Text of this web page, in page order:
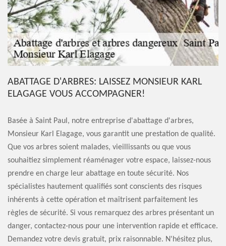
ABATTAGE D'ARBRES: LAISSEZ MONSIEUR KARL
ELAGAGE VOUS ACCOMPAGNER!
Basée à Saint Paul, notre entreprise d'abattage d'arbres,
Monsieur Karl Elagage, vous garantit une prestation de qualité.
Que vos arbres soient malades, vieillissants ou que vous
souhaitiez simplement réaménager votre espace, laissez-nous
prendre en charge leur abattage en toute sécurité. Nos
spécialistes hautement qualifiés sont conscients des risques
inhérents à cette opération et maîtrisent parfaitement les
règles de sécurité. Si vous remarquez des arbres présentant un
danger, contactez-nous pour une intervention rapide et efficace.
Demandez votre devis gratuit, prix raisonnable. N'hésitez plus,